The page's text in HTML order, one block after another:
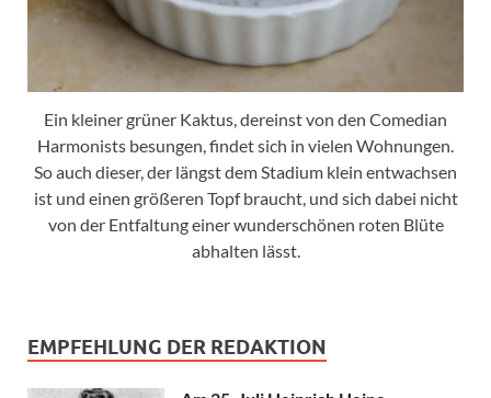
Ein kleiner grüner Kaktus, dereinst von den Comedian
Harmonists besungen, findet sich in vielen Wohnungen.
So auch dieser, der längst dem Stadium klein entwachsen
ist und einen größeren Topf braucht, und sich dabei nicht
von der Entfaltung einer wunderschönen roten Blüte
abhalten lässt.
EMPFEHLUNG DER REDAKTION